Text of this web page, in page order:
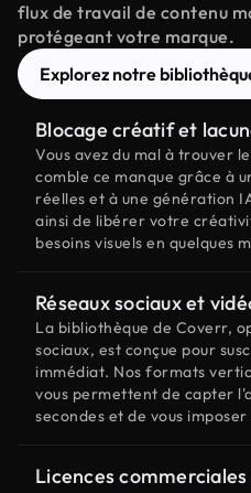
flux de travail de contenu
protégeant votre marque.
Explorez notre
Blocage créatif et
Vous avez du mal à trouver
comble ce manque grâce à
réelles et à une génération
ainsi de libérer votre
besoins visuels en quelques
Réseaux sociaux et
La bibliothèque de Coverr,
sociaux, est conçue pour
immédiat. Nos formats
vous permettent de capter
secondes et de vous
Licences